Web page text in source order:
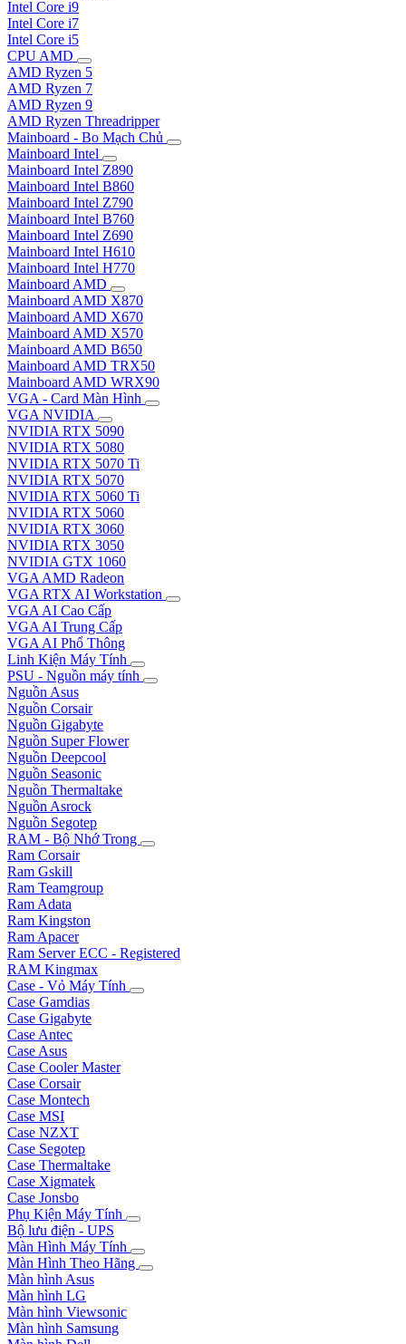
Intel Core i9
Intel Core i7
Intel Core i5
CPU AMD
AMD Ryzen 5
AMD Ryzen 7
AMD Ryzen 9
AMD Ryzen Threadripper
Mainboard - Bo Mạch Chủ
Mainboard Intel
Mainboard Intel Z890
Mainboard Intel B860
Mainboard Intel Z790
Mainboard Intel B760
Mainboard Intel Z690
Mainboard Intel H610
Mainboard Intel H770
Mainboard AMD
Mainboard AMD X870
Mainboard AMD X670
Mainboard AMD X570
Mainboard AMD B650
Mainboard AMD TRX50
Mainboard AMD WRX90
VGA - Card Màn Hình
VGA NVIDIA
NVIDIA RTX 5090
NVIDIA RTX 5080
NVIDIA RTX 5070 Ti
NVIDIA RTX 5070
NVIDIA RTX 5060 Ti
NVIDIA RTX 5060
NVIDIA RTX 3060
NVIDIA RTX 3050
NVIDIA GTX 1060
VGA AMD Radeon
VGA RTX AI Workstation
VGA AI Cao Cấp
VGA AI Trung Cấp
VGA AI Phổ Thông
Linh Kiện Máy Tính
PSU - Nguồn máy tính
Nguồn Asus
Nguồn Corsair
Nguồn Gigabyte
Nguồn Super Flower
Nguồn Deepcool
Nguồn Seasonic
Nguồn Thermaltake
Nguồn Asrock
Nguồn Segotep
RAM - Bộ Nhớ Trong
Ram Corsair
Ram Gskill
Ram Teamgroup
Ram Adata
Ram Kingston
Ram Apacer
Ram Server ECC - Registered
RAM Kingmax
Case - Vỏ Máy Tính
Case Gamdias
Case Gigabyte
Case Antec
Case Asus
Case Cooler Master
Case Corsair
Case Montech
Case MSI
Case NZXT
Case Segotep
Case Thermaltake
Case Xigmatek
Case Jonsbo
Phụ Kiện Máy Tính
Bộ lưu điện - UPS
Màn Hình Máy Tính
Màn Hình Theo Hãng
Màn hình Asus
Màn hình LG
Màn hình Viewsonic
Màn hình Samsung